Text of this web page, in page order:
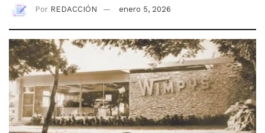
Por REDACCIÓN enero 5, 2026